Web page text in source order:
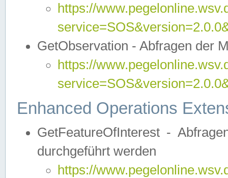
https://
GetObservation - Abfragen der
https://
Enhanced Operations
GetFeatureOfInterest -
durchgeführt werden
https://